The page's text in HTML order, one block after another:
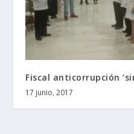
Fiscal anticorrupción
17 junio, 2017